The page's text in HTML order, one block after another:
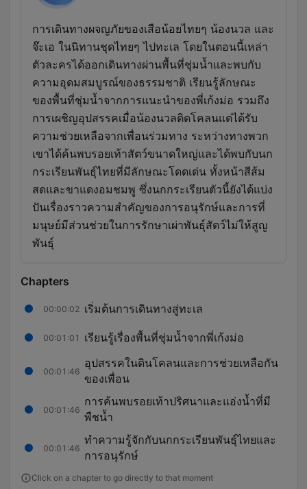
การเดินทางผจญภัยของเสือน้อยไทยๆ น้องนวล และ
จ๊ะเอ ในนิทานชุดไทยๆ ไปทะเล โดยในตอนนี้เหล่า
ตัวละครได้ออกเดินทางผ่านพื้นที่ชุ่มน้ำและพบกับ
ความอุดมสมบูรณ์ของธรรมชาติ เรียนรู้ลักษณะ
ของพื้นที่ชุ่มน้ำจากการแนะนำของพี่เก้งม่อ รวมถึง
การเผชิญอุปสรรคเมื่อน้องนวลติดโคลนแต่ได้รับ
ความช่วยเหลือจากเพื่อนร่วมทาง ระหว่างทางพวก
เขาได้ค้นพบรอยเท้าสัตว์ขนาดใหญ่และได้พบกับนก
กระเรียนพันธุ์ไทยที่มีลักษณะโดดเด่น ทั้งหน้าสีส้ม
สดและขาแดงอมชมพู ซึ่งนกกระเรียนตัวนี้ยังได้แบ่ง
ปันเรื่องราวความสำคัญของการอนุรักษ์และการที่
มนุษย์มีส่วนช่วยในการรักษาเผ่าพันธุ์สัตว์ไม่ให้สูญ
พันธุ์
Chapters
00:00:02 เริ่มต้นการเดินทางสู่ทะเล
00:01:01 เรียนรู้เรื่องพื้นที่ชุ่มน้ำจากพี่เก้งม่อ
00:01:46
อุปสรรคในดินโคลนและการช่วยเหลือกัน
ของเพื่อน
00:01:46
การค้นพบรอยเท้าปริศนาและแอ่งน้ำที่มี
พืชน้ำ
00:01:46
ทำความรู้จักกับนกกระเรียนพันธุ์ไทยและ
การอนุรักษ์
Click on a chapter to go directly to that moment